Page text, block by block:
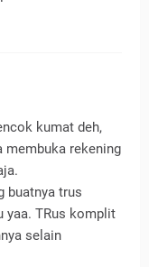
kumat deh,
membuka rekening
buatnya trus
yaa. TRus komplit
selain